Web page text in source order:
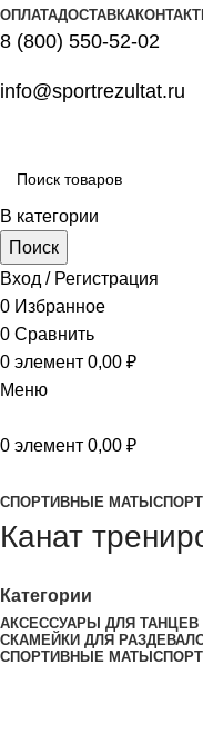
ОПЛАТАДОСТАВКА
8 (800) 550-52-02
info@sportrezultat.ru
В категории
Поиск
Вход / Регистрация
0 Избранное
0 Сравнить
0 элемент 0,00 ₽
Меню
0 элемент 0,00 ₽
СПОРТИВНЫЕ МАТЫ
Канат
Категории
АКСЕССУАРЫ ДЛЯ
СКАМЕЙКИ ДЛЯ
СПОРТИВНЫЕ МАТЫ